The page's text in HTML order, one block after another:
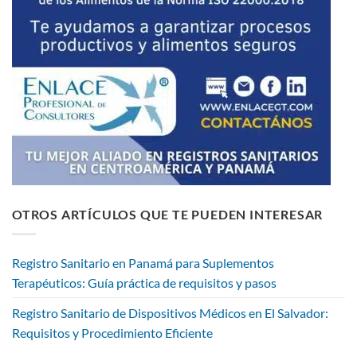
OTROS ARTÍCULOS QUE TE PUEDEN INTERESAR
Registro Sanitario en Panamá para Suplementos
Terapéuticos: Guía práctica de requisitos y pasos
Registro Sanitario de Dispositivos Médicos en El Salvador:
Requisitos y Procedimiento Eficiente